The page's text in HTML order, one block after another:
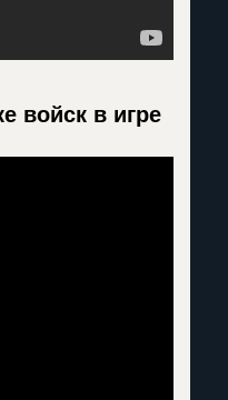
войск в игре